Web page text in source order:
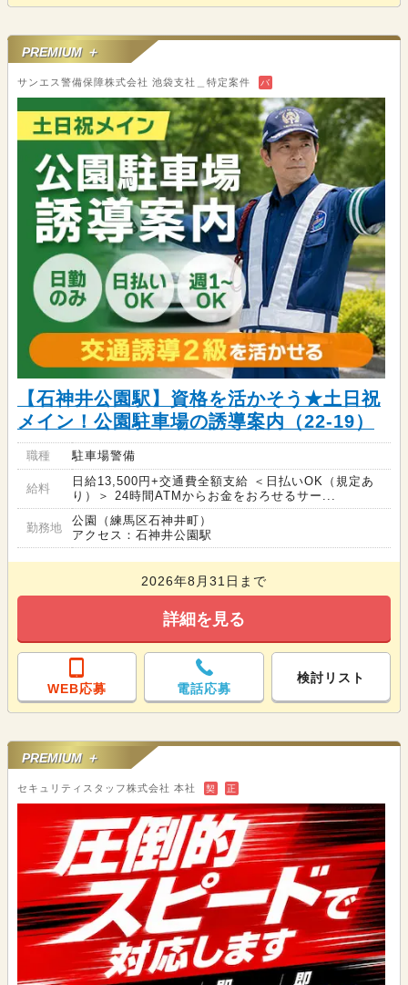
PREMIUM ＋
サンエス警備保障株式会社 池袋支社＿特定案件 バ
【石神井公園駅】資格を活かそう★土日祝
メイン！公園駐車場の誘導案内（22-19）
職種 駐車場警備
給料
日給13,500円+交通費全額支給 ＜日払いOK（規定あ
り）＞ 24時間ATMからお金をおろせるサー...
勤務地
公園（練馬区石神井町）
アクセス：石神井公園駅
2026年8月31日まで
詳細を見る
WEB応募 電話応募
検討リスト
PREMIUM ＋
セキュリティスタッフ株式会社 本社 契 正